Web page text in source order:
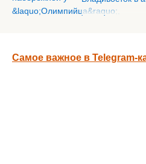
Самое важное в Telegram-